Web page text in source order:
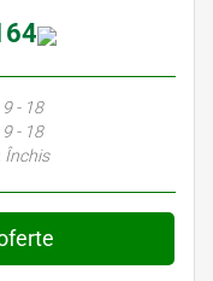
9 - 18
9 - 18
Închis